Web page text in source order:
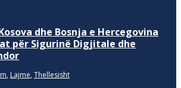
dhe Bosnja e Hercegovina
për Sigurinë Digjitale dhe
, Lajme, Thellesisht